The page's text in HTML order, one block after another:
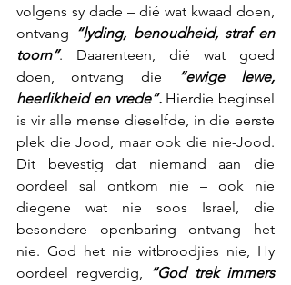
volgens sy dade – dié wat kwaad doen,
ontvang “lyding, benoudheid, straf en
toorn”. Daarenteen, dié wat goed
doen, ontvang die
“ewige lewe,
heerlikheid en vrede”. Hierdie beginsel
is vir alle mense dieselfde, in die eerste
plek die Jood, maar ook die nie-Jood.
Dit bevestig dat niemand aan die
oordeel sal ontkom nie – ook nie
diegene wat nie soos Israel, die
besondere openbaring ontvang het
nie. God het nie witbroodjies nie, Hy
oordeel regverdig,
“God trek immers